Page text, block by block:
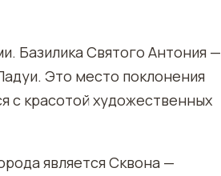
Базилика Святого Антония —
Это место поклонения
с красотой художественных
является Сквона —